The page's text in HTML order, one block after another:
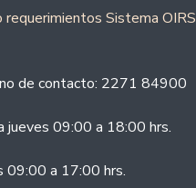
requerimientos Sistema OIRS
de contacto: 2271 84900
jueves 09:00 a 18:00 hrs.
09:00 a 17:00 hrs.